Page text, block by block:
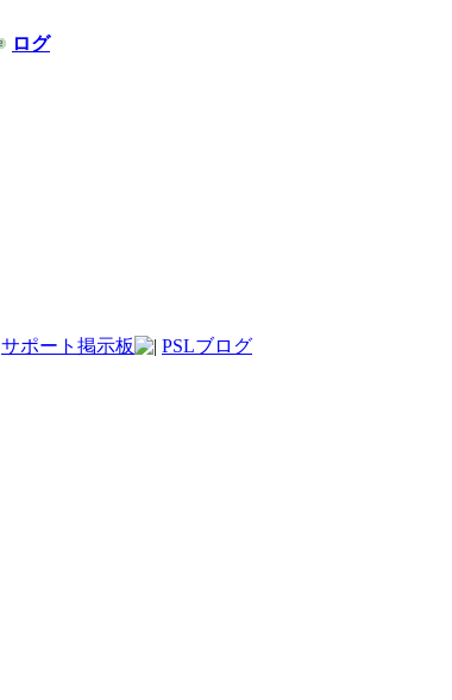
ログ
サポート掲示板 PSLブログ